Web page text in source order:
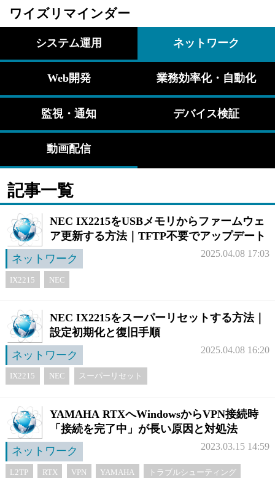
ワイズリマインダー
システム運用 ネットワーク
Web開発 業務効率化・自動化
監視・通知 デバイス検証
動画配信
記事一覧
NEC IX2215をUSBメモリからファームウェ
ア更新する方法｜TFTP不要でアップデート
ネットワーク
2025.04.08 17:03
IX2215 NEC
NEC IX2215をスーパーリセットする方法｜
設定初期化と復旧手順
ネットワーク
2025.04.08 16:20
IX2215 NEC スーパーリセット
YAMAHA RTXへWindowsからVPN接続時
「接続を完了中」が長い原因と対処法
ネットワーク
2023.03.15 14:59
L2TP RTX VPN YAMAHA トラブルシューティング